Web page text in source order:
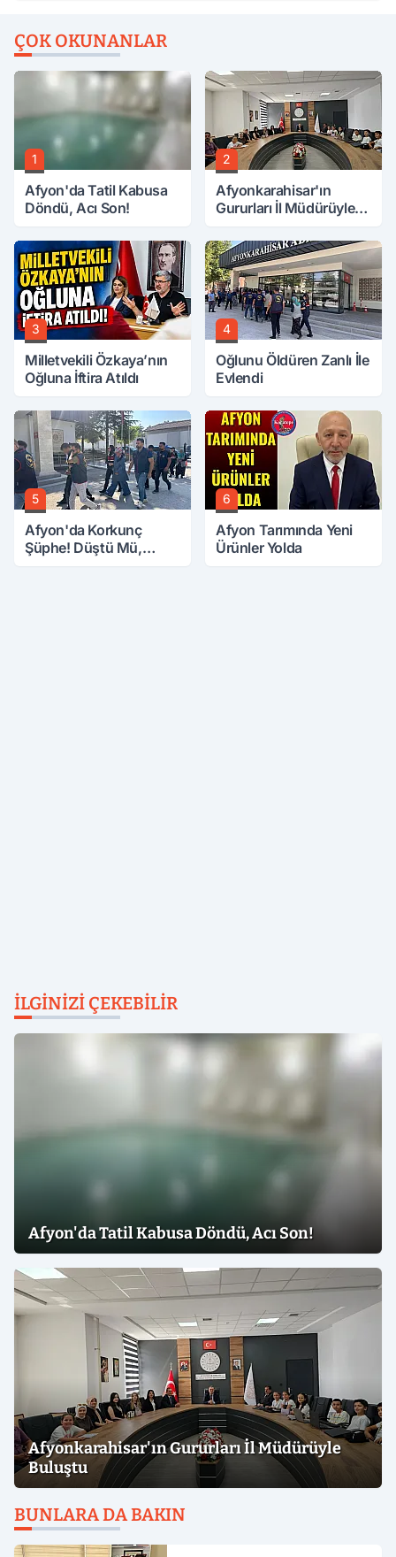
ÇOK OKUNANLAR
1
Afyon'da Tatil Kabusa
Döndü, Acı Son!
2
Afyonkarahisar'ın
Gururları İl Müdürüyle
3
Milletvekili Özkaya’nın
Oğluna İftira Atıldı
4
Oğlunu Öldüren Zanlı İle
Evlendi
5
Afyon'da Korkunç
Şüphe! Düştü Mü,
6
Afyon Tarımında Yeni
Ürünler Yolda
İLGINIZI ÇEKEBILIR
Afyon'da Tatil Kabusa Döndü, Acı Son!
Afyonkarahisar'ın Gururları İl Müdürüyle
Buluştu
BUNLARA DA BAKIN